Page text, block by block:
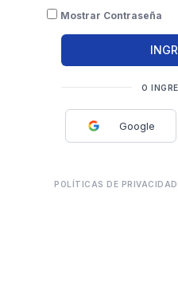
Mostrar Contraseña
O
Google
POLÍTICAS DE PRIVACIDAD